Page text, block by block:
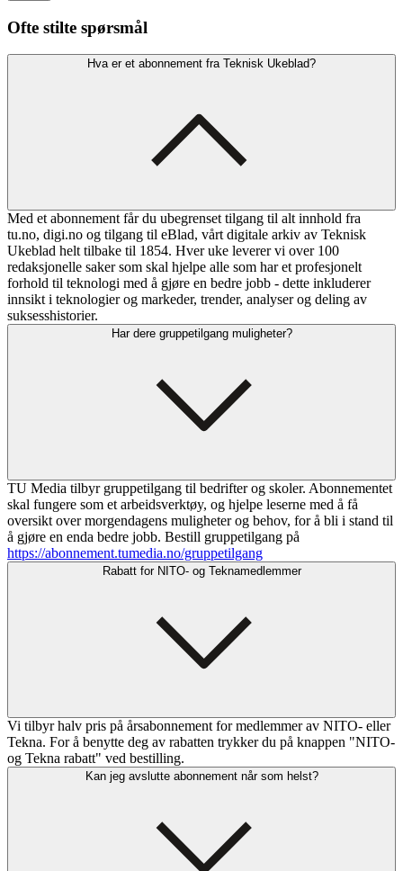
Ofte stilte spørsmål
Hva er et abonnement fra Teknisk Ukeblad?
Med et abonnement får du ubegrenset tilgang til alt innhold fra
tu.no, digi.no og tilgang til eBlad, vårt digitale arkiv av Teknisk
Ukeblad helt tilbake til 1854. Hver uke leverer vi over 100
redaksjonelle saker som skal hjelpe alle som har et profesjonelt
forhold til teknologi med å gjøre en bedre jobb - dette inkluderer
innsikt i teknologier og markeder, trender, analyser og deling av
suksesshistorier.
Har dere gruppetilgang muligheter?
TU Media tilbyr gruppetilgang til bedrifter og skoler. Abonnementet
skal fungere som et arbeidsverktøy, og hjelpe leserne med å få
oversikt over morgendagens muligheter og behov, for å bli i stand til
å gjøre en enda bedre jobb. Bestill gruppetilgang på
https://abonnement.tumedia.no/gruppetilgang
Rabatt for NITO- og Teknamedlemmer
Vi tilbyr halv pris på årsabonnement for medlemmer av NITO- eller
Tekna. For å benytte deg av rabatten trykker du på knappen "NITO-
og Tekna rabatt" ved bestilling.
Kan jeg avslutte abonnement når som helst?